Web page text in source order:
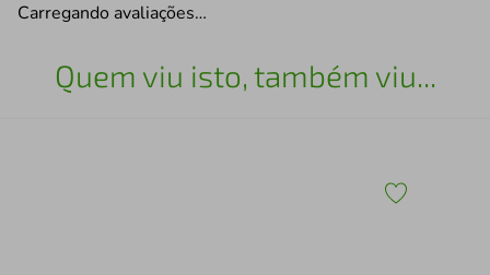
Carregando avaliações…
Quem viu isto, também viu...